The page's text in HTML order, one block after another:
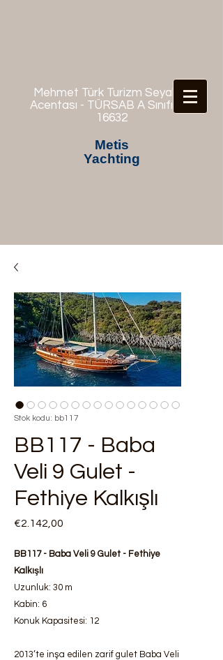
Mehmet Türk Turizm Seyahat
Acentası - TÜRSAB A Sınıfı No:
16632
Metis
Yachting
Stok kodu: bb117
BB117 - Baba
Veli 9 Gulet -
Fethiye Kalkışlı
€2.142,00
BB117 - Baba Veli 9 Gulet - Fethiye
Kalkışlı
Uzunluk: 30 m
Kabin: 6
Konuk Kapasitesi: 12
2013’te inşa edilen zarif gulet Baba Veli